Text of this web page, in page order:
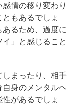
情の移り変わり
もあるでしょ
あるため、過度に
」と感じること
しまったり、相手
身のメンタルヘ
があるでしょ